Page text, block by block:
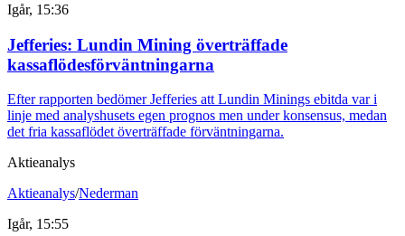
Igår, 15:36
Jefferies: Lundin Mining överträffade
kassaflödesförväntningarna
Efter rapporten bedömer Jefferies att Lundin Minings ebitda var i
linje med analyshusets egen prognos men under konsensus, medan
det fria kassaflödet överträffade förväntningarna.
Aktieanalys
Aktieanalys/Nederman
Igår, 15:55